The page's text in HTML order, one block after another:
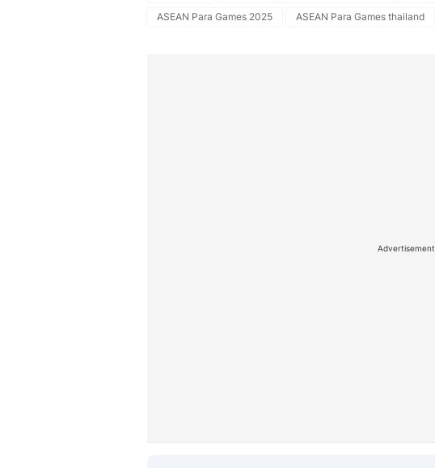
ASEAN Para Games 2025
ASEAN Para Games thailand
Advertisement